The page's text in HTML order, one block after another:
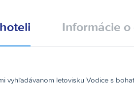
Informácie
vyhľadávanom letovisku Vodice s